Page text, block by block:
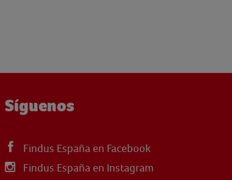
Síguenos
Findus España en Facebook
Findus España en Instagram